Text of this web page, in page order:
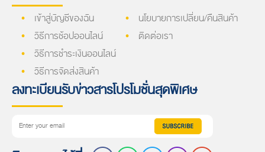
เข้าสู่บัญชีของฉัน
วิธีการช้อปออนไลน์
วิธีการชำระเงินออนไลน์
วิธีการจัดส่งสินค้า
นโยบายการเปลี่ยน/คืนสินค้า
ติดต่อเรา
ลงทะเบียนรับข่าวสารโปรโมชั่นสุดพิเศษ